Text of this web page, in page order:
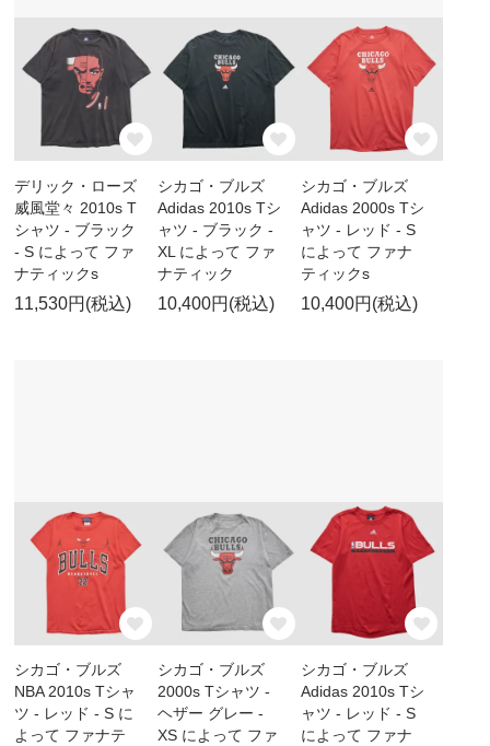
デリック・ローズ
威風堂々 2010s T
シャツ - ブラック
- S によって ファ
ナティックs
11,530円(税込)
シカゴ・ブルズ
Adidas 2010s Tシ
ャツ - ブラック -
XL によって ファ
ナティック
10,400円(税込)
シカゴ・ブルズ
Adidas 2000s Tシ
ャツ - レッド - S
によって ファナ
ティックs
10,400円(税込)
シカゴ・ブルズ
NBA 2010s Tシャ
ツ - レッド - S に
よって ファナテ
シカゴ・ブルズ
2000s Tシャツ -
ヘザー グレー -
XS によって ファ
シカゴ・ブルズ
Adidas 2010s Tシ
ャツ - レッド - S
によって ファナ